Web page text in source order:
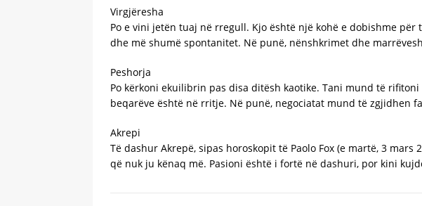
Virgjëresha
Po e vini jetën tuaj në rregull. Kjo është një kohë e dobishme
dhe më shumë spontanitet. Në punë, nënshkrimet dhe
Peshorja
Po kërkoni ekuilibrin pas disa ditësh kaotike. Tani mund të
beqarëve është në rritje. Në punë, negociatat mund të zgjidhen
Akrepi
Të dashur Akrepë, sipas horoskopit të Paolo Fox (e martë, 3
që nuk ju kënaq më. Pasioni është i fortë në dashuri, por kini